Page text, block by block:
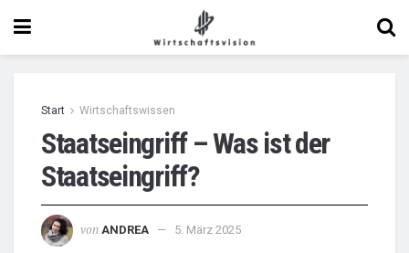
Start Wirtschaftswissen
Staatseingriff – Was ist der
Staatseingriff?
von ANDREA 5. März 2025